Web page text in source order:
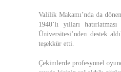
Valilik Makamı’nda da
1940’lı yılları
Üniversitesi’nden destek
teşekkür etti.
Çekimlerde profesyonel